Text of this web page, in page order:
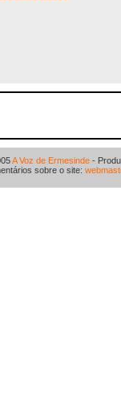
A Voz de Ermesinde -
sobre o site: